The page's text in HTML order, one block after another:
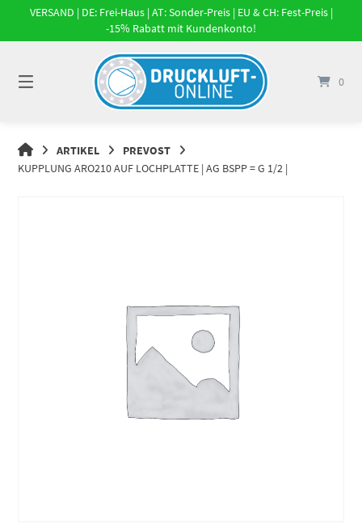
Springe
Inhalt
VERSAND | DE: Frei-Haus | AT: Sonder-Preis | EU & CH: Fest-Preis |
-15% Rabatt mit Kundenkonto!
0
DRUCKLUFT-
ONLINE
ARTIKEL
PREVOST
KUPPLUNG ARO210 AUF LOCHPLATTE | AG BSPP = G 1/2 |